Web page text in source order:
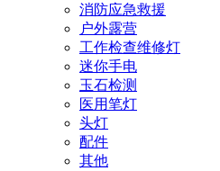
消防应急救援
户外露营
工作检查维修灯
迷你手电
玉石检测
医用笔灯
头灯
配件
其他